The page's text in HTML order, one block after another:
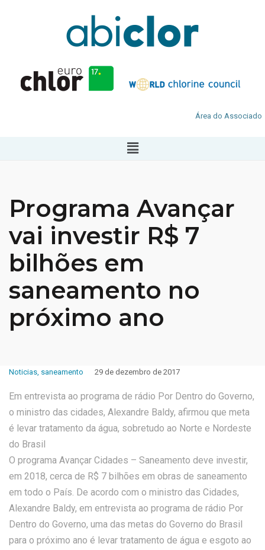
Área do Associado
Programa Avançar
vai investir R$ 7
bilhões em
saneamento no
próximo ano
Noticias, saneamento 29 de dezembro de 2017
Em entrevista ao programa de rádio Por Dentro do Governo,
o ministro das cidades, Alexandre Baldy, afirmou que meta
é levar tratamento da água, sobretudo ao Norte e Nordeste
do Brasil
O programa Avançar Cidades – Saneamento deve investir,
em 2018, cerca de R$ 7 bilhões em obras de saneamento
em todo o País. De acordo com o ministro das Cidades,
Alexandre Baldy, em entrevista ao programa de rádio Por
Dentro do Governo, uma das metas do Governo do Brasil
para o próximo ano é levar tratamento de água e esgoto ao